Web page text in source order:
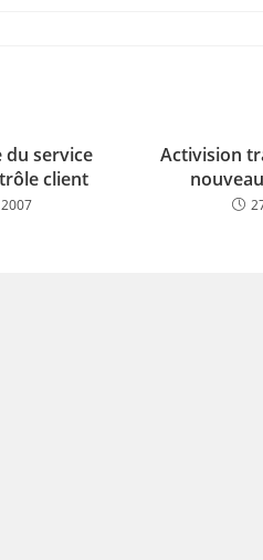
du service
client
Activision